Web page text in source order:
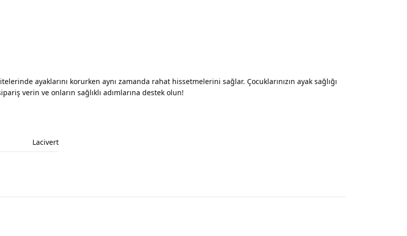
ayaklarını korurken aynı zamanda rahat hissetmelerini sağlar. Çocuklarınızın ayak sağlığı
verin ve onların sağlıklı adımlarına destek olun!
Lacivert